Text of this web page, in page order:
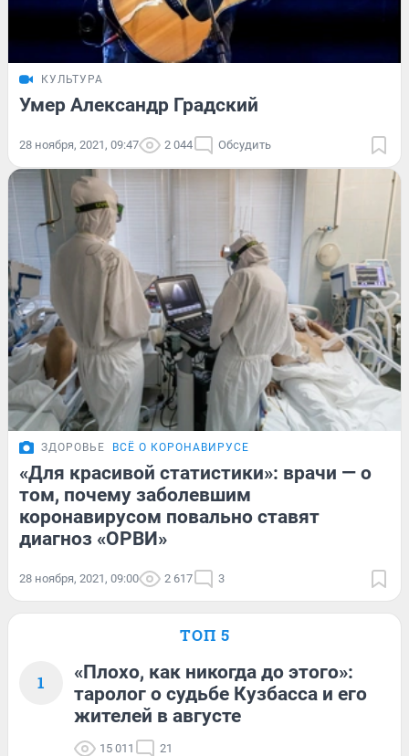
КУЛЬТУРА
Умер Александр Градский
28 ноября, 2021, 09:47 2 044 Обсудить
ЗДОРОВЬЕ ВСЁ О КОРОНАВИРУСЕ
«Для красивой статистики»: врачи — о
том, почему заболевшим
коронавирусом повально ставят
диагноз «ОРВИ»
28 ноября, 2021, 09:00 2 617 3
ТОП 5
1
«Плохо, как никогда до этого»:
таролог о судьбе Кузбасса и его
жителей в августе
15 011 21